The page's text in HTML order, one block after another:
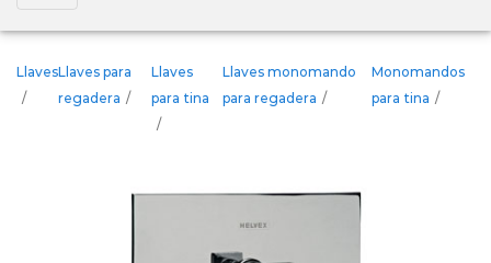
Llaves
/
Llaves para
regadera /
Llaves
para tina
/
Llaves monomando
para regadera /
Monomandos
para tina /